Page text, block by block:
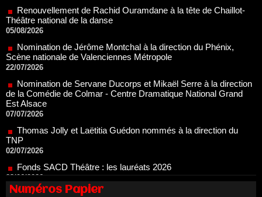
05/08/2026
Nomination de Jérôme Montchal à la direction du Phénix,
Scène nationale de Valenciennes Métropole
22/07/2026
Nomination de Servane Ducorps et Mikaël Serre à la direction
de la Comédie de Colmar - Centre Dramatique National Grand
07/07/2026
Thomas Jolly et Laëtitia Guédon nommés à la direction du
TNP
02/07/2026
Fonds SACD Théâtre : les lauréats 2026
23/06/2026
Dispositif ARTCENA Écrire pour le cirque, les lauréats 2026 !
Le palmarès des prix SACD 2026
Numéros Papier